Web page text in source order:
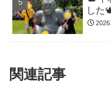
した
関連記事